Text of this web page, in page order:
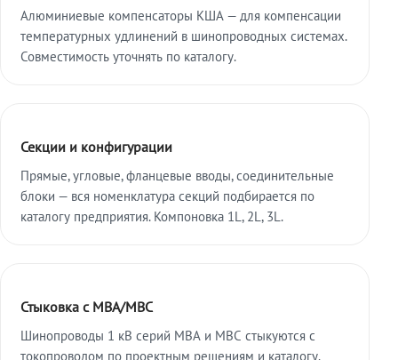
Алюминиевые компенсаторы КША — для компенсации
температурных удлинений в шинопроводных системах.
Совместимость уточнять по каталогу.
Секции и конфигурации
Прямые, угловые, фланцевые вводы, соединительные
блоки — вся номенклатура секций подбирается по
каталогу предприятия. Компоновка 1L, 2L, 3L.
Стыковка с МВА/МВС
Шинопроводы 1 кВ серий МВА и МВС стыкуются с
токопроводом по проектным решениям и каталогу.